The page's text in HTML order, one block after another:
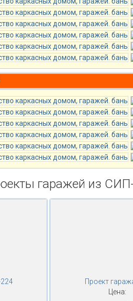
гаражей из
Проект
Цена: